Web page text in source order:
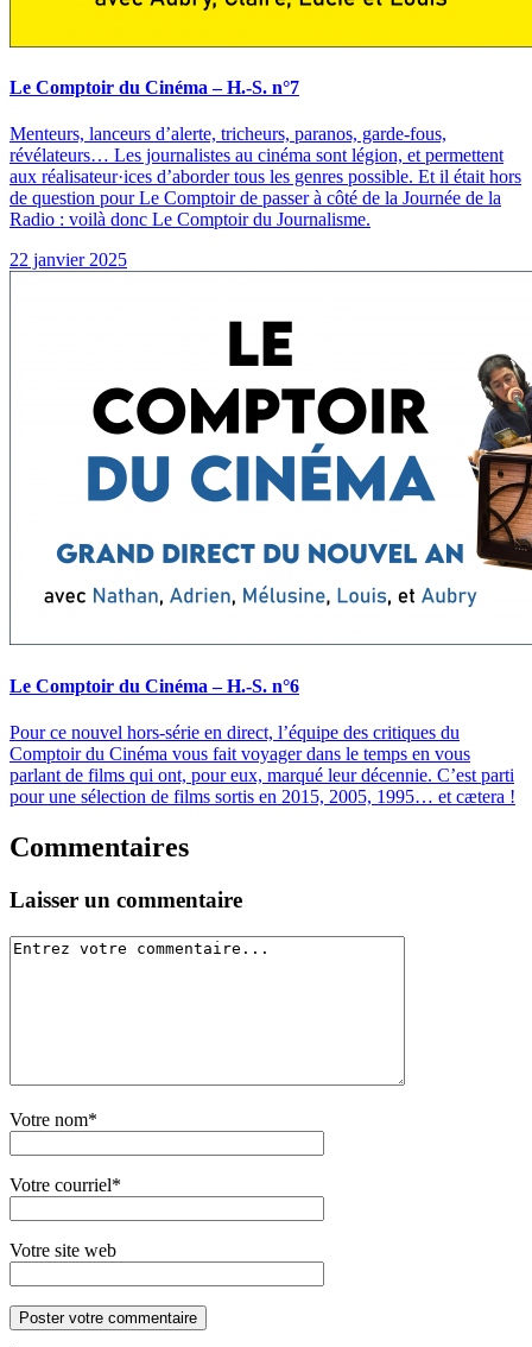
Le Comptoir du Cinéma – H.-S. n°7
Menteurs, lanceurs d’alerte, tricheurs, paranos, garde-fous,
révélateurs… Les journalistes au cinéma sont légion, et permettent
aux réalisateur·ices d’aborder tous les genres possible. Et il était hors
de question pour Le Comptoir de passer à côté de la Journée de la
Radio : voilà donc Le Comptoir du Journalisme.
22 janvier 2025
Le Comptoir du Cinéma – H.-S. n°6
Pour ce nouvel hors-série en direct, l’équipe des critiques du
Comptoir du Cinéma vous fait voyager dans le temps en vous
parlant de films qui ont, pour eux, marqué leur décennie. C’est parti
pour une sélection de films sortis en 2015, 2005, 1995… et cætera !
Commentaires
Laisser un commentaire
Votre nom*
Votre courriel*
Votre site web